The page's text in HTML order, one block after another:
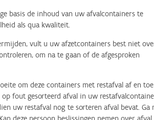
basis de inhoud van uw afvalcontainers te
als qua kwaliteit.
vult u uw afzetcontainers best niet
om na te gaan of de afgesproken
om deze containers met restafval af en toe
fout gesorteerd afval in uw
uw restafval nog te sorteren afval bevat. Ga